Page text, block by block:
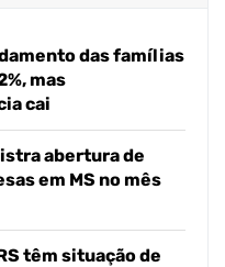
das famílias
mas
cai
abertura de
em MS no mês
têm situação de